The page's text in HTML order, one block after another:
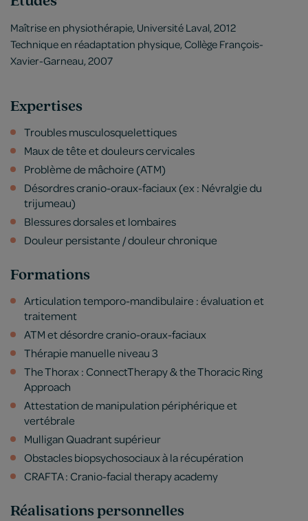
Maîtrise en physiothérapie, Université Laval, 2012
Technique en réadaptation physique, Collège François-
Xavier-Garneau, 2007
Expertises
Troubles musculosquelettiques
Maux de tête et douleurs cervicales
Problème de mâchoire (ATM)
Désordres cranio-oraux-faciaux (ex : Névralgie du
trijumeau)
Blessures dorsales et lombaires
Douleur persistante / douleur chronique
Formations
Articulation temporo-mandibulaire : évaluation et
traitement
ATM et désordre cranio-oraux-faciaux
Thérapie manuelle niveau 3
The Thorax : ConnectTherapy & the Thoracic Ring
Approach
Attestation de manipulation périphérique et
vertébrale
Mulligan Quadrant supérieur
Obstacles biopsychosociaux à la récupération
CRAFTA : Cranio-facial therapy academy
Réalisations personnelles